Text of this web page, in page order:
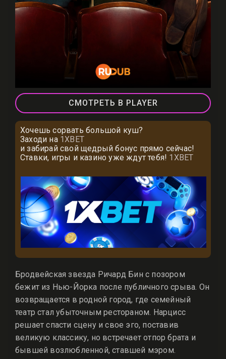
СМОТРЕТЬ В PLAYER
Хочешь сорвать большой куш?
Заходи на 1XBET
и забирай свой щедрый бонус прямо сейчас!
Ставки, игры и казино уже ждут тебя! 1XBET
Бродвейская звезда Ричард Бин с позором
бежит из Нью-Йорка после публичного срыва. Он
возвращается в родной город, где семейный
театр стал убыточным рестораном. Нарцисс
решает спасти сцену и свое эго, поставив
великую классику, но встречает отпор брата и
бывшей возлюбленной, ставшей мэром.